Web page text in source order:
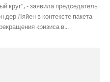
круг”, - заявила председатель
Ляйен в контексте пакета
кризиса в...